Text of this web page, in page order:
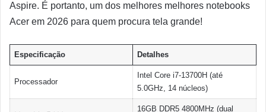
Aspire. É portanto, um dos melhores melhores notebooks
Acer em 2026 para quem procura tela grande!
Especificação Detalhes
Processador
Intel Core i7-13700H (até
5.0GHz, 14 núcleos)
16GB DDR5 4800MHz (dual